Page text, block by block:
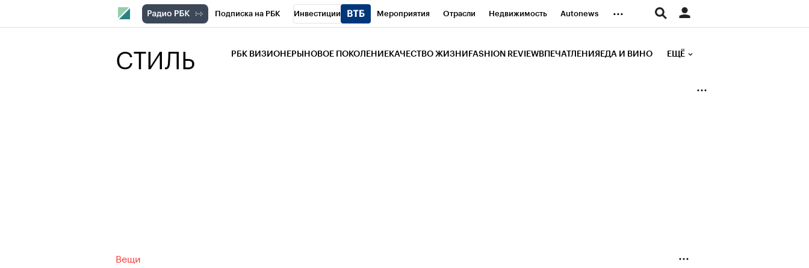
Подписка на РБК Инвестиции Мероприятия Отрасли Недвижимость Autonews ...
СТИЛЬ РБК ВИЗИОНЕРЫ НОВОЕ ПОКОЛЕНИЕ КАЧЕСТВО ЖИЗНИ FASHION REVIEW ВПЕЧАТЛЕНИЯ ЕДА И ВИНО ЕЩЁ
Вещи